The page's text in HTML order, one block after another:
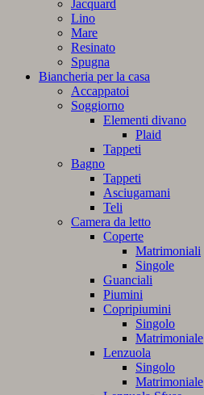
Jacquard
Lino
Mare
Resinato
Spugna
Biancheria per la casa
Accappatoi
Soggiorno
Elementi divano
Plaid
Tappeti
Bagno
Tappeti
Asciugamani
Teli
Camera da letto
Coperte
Matrimoniali
Singole
Guanciali
Piumini
Copripiumini
Singolo
Matrimoniale
Lenzuola
Singolo
Matrimoniale